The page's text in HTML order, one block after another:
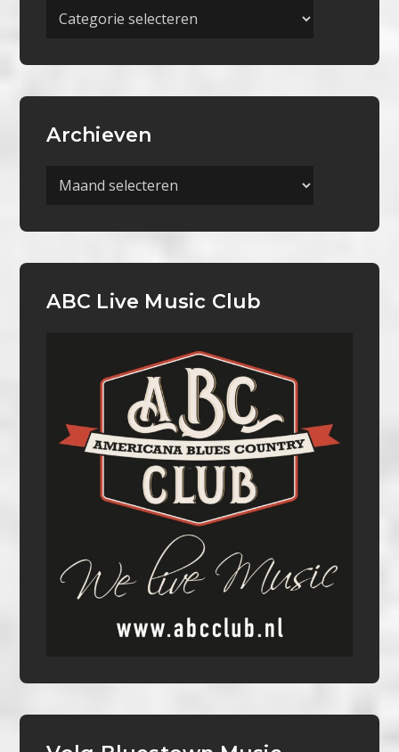
Meer
Archieven
Archieven
ABC Live Music Club